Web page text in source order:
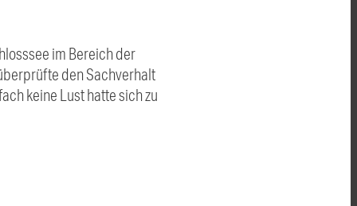
im Bereich der
den Sachverhalt
keine Lust hatte sich zu